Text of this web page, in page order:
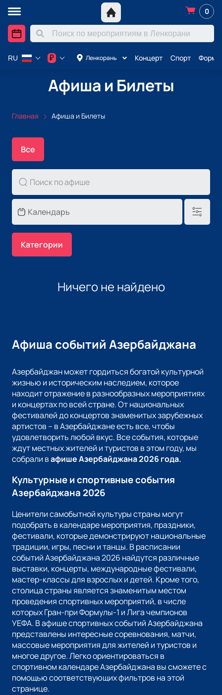
0
Ленкорань Концерт Спорт
RU ₽
Афиша и Билеты
Главная Афиша и Билеты
Все
Категории
Ничего не найдено
Афиша событий Азербайджана
Азербайджан может гордиться богатой культурной
жизнью и историческим наследием, которое
находит отражение в разнообразных мероприятиях
и концертах по всей стране. От национальных
фестивалей до концертов знаменитых зарубежных
артистов – в Азербайджане есть все, чтобы
удовлетворить любой вкус. Все события, которые
ждут местных жителей и туристов в этом году, мы
собрали вафише Азербайджана2026 года.
Культурные и спортивные события
Азербайджана 2026
Ценители самобытной культуры страны могут
подобрать в календаре мероприятия, праздники,
фестивали, которые демонстрируют национальные
традиции, игры, песни и танцы. В расписании
событий Азербайджана 2026 найдутся различные
выставки, концерты, международные фестивали,
мастер-классы для взрослых и детей. Кроме того,
столица страны является знаменитым местом
проведения спортивных мероприятий, в числе
которых Гран-при Формулы-1 и Лига чемпионов
УЕФА. В афише спортивных событий Азербайджана
представлены интересные соревнования, матчи,
массовые мероприятия для жителей и туристов и
многое другое. Легко ориентироваться в
спортивном календаре Азербайджана вы сможете с
помощью соответствующих фильтров на этой
странице.